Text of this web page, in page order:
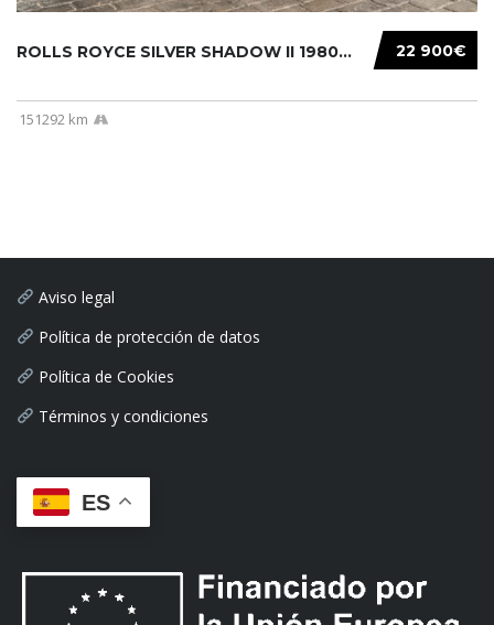
22 900€
ROLLS ROYCE SILVER SHADOW II 1980...
151292 km
Aviso legal
Política de protección de datos
Política de Cookies
Términos y condiciones
ES